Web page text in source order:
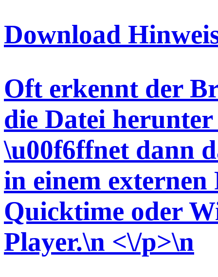
Download
Oft erkennt der
die Datei
\u00f6ffnet dann
in einem externen
Quicktime oder
Player.\n <\/p>\n